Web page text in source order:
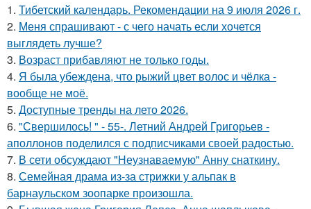
1. Тибетский календарь. Рекомендации на 9 июля 2026 г.
2. Меня спрашивают - с чего начать если хочется
выглядеть лучше?
3. Возраст прибавляют не только годы.
4. Я была убеждена, что рыжий цвет волос и чёлка -
вообще не моё.
5. Доступные тренды на лето 2026.
6. "Свершилось! " - 55-. Летний Андрей Григорьев -
аполлонов поделился с подписчиками своей радостью.
7. В сети обсуждают "Неузнаваемую" Анну снаткину.
8. Семейная драма из-за стрижки у альпак в
барнаульском зоопарке произошла.